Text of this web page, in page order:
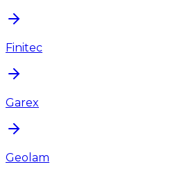
Finitec
Garex
Geolam